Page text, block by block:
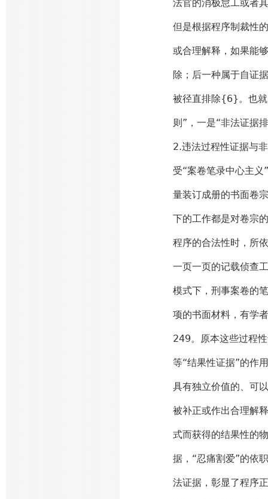
法官的消极怠工或者
但是根据程序制裁性
或合理解释，如果能
除；后一种属于自证
被径直排除{6}。也就
则”，一是“非法证据
2.违法过程性证据与
受“案卷笔录中心主
量装订成册的书面卷
下的工作都是对卷宗
程序的合法性时，所
一页一页的记载侦查
模式下，刑事案卷的
项的书面材料，有学
249。原本这些过程
等“结果性证据”的作
具有独立价值的、可
被补正或作出合理解
式而获得的结果性的
据，“忍痛割爱”的依
法证据，彰显了程序